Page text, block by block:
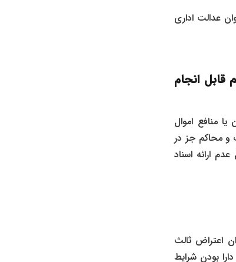
1384/03/18 هیات عمومی دیوان عدالت اداری
هم قابل انجام
در عین یا منافع اموال
و محاکم جز در
ارائه اسناد
عنوان اعتراض ثالث
دارا بودن شرایط